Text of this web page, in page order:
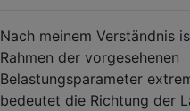
Nach meinem Verständnis
Rahmen der vorgesehenen
Belastungsparameter
bedeutet die Richtung der